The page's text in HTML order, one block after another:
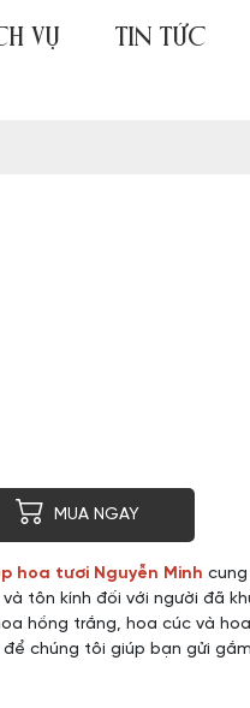
VỤ TIN TỨC
MUA NGAY
hoa tươi Nguyễn Minh
tôn kính đối với người đã
hồng trắng, hoa cúc và
chúng tôi giúp bạn gửi